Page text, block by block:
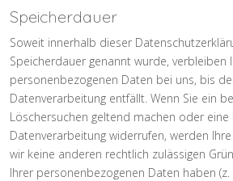
Speicherdauer
Soweit innerhalb dieser
Speicherdauer genannt wurde, verbleiben
personenbezogenen Daten bei uns, bis
Datenverarbeitung entfällt. Wenn Sie ein
Löschersuchen geltend machen oder eine
Datenverarbeitung widerrufen, werden
wir keine anderen rechtlich zulässigen
Ihrer personenbezogenen Daten haben